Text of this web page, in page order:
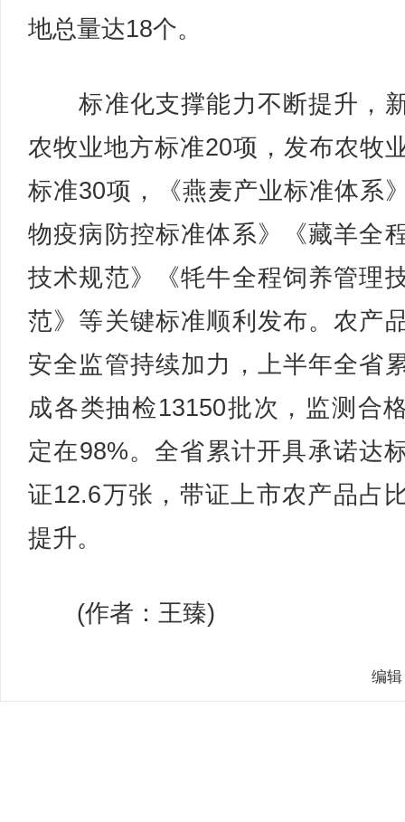
地总量达18个。
标准化支撑能力不断提升，
农牧业地方标准20项，发布农牧
标准30项，《燕麦产业标准体系
物疫病防控标准体系》《藏羊全
技术规范》《牦牛全程饲养管理
范》等关键标准顺利发布。农产
安全监管持续加力，上半年全省
成各类抽检13150批次，监测合
定在98%。全省累计开具承诺达
证12.6万张，带证上市农产品占
提升。
(作者：王臻)
编